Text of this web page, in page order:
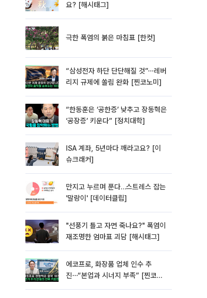
요? [해시태그]
극한 폭염의 붉은 마침표 [한컷]
“삼성전자 하단 단단해질 것”⋯레버
리지 규제에 쏠림 완화 [찐코노미]
“한동훈은 ‘공한증’ 낮추고 장동혁은
‘공장증’ 키운다” [정치대학]
ISA 계좌, 5년마다 깨라고요? [이
슈크래커]
만지고 누르며 푼다…스트레스 잡는
'말랑이' [데이터클립]
"선풍기 틀고 자면 죽나요?" 폭염이
재조명한 엄마표 괴담 [해시태그]
에코프로, 화장품 업체 인수 추
진⋯“본업과 시너지 부족” [찐코노